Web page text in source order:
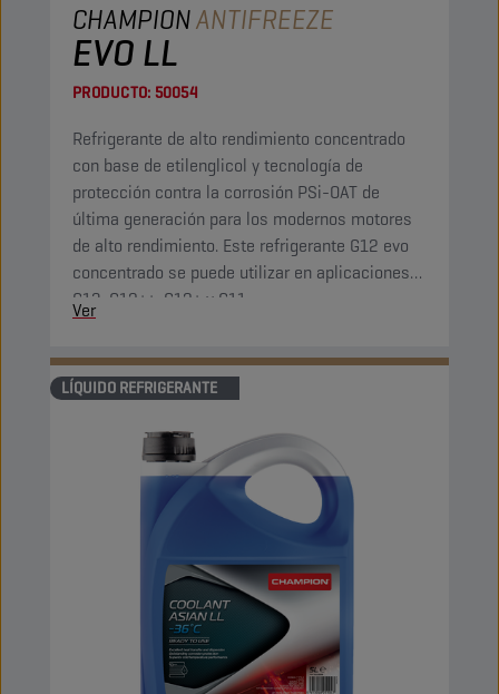
CHAMPIONANTIFREEZE
EVO LL
PRODUCTO: 50054
Refrigerante de alto rendimiento concentrado
con base de etilenglicol y tecnología de
protección contra la corrosión PSi-OAT de
última generación para los modernos motores
de alto rendimiento. Este refrigerante G12 evo
concentrado se puede utilizar en aplicaciones
G13, G12++, G12+ y G11.
Ver
LÍQUIDO REFRIGERANTE